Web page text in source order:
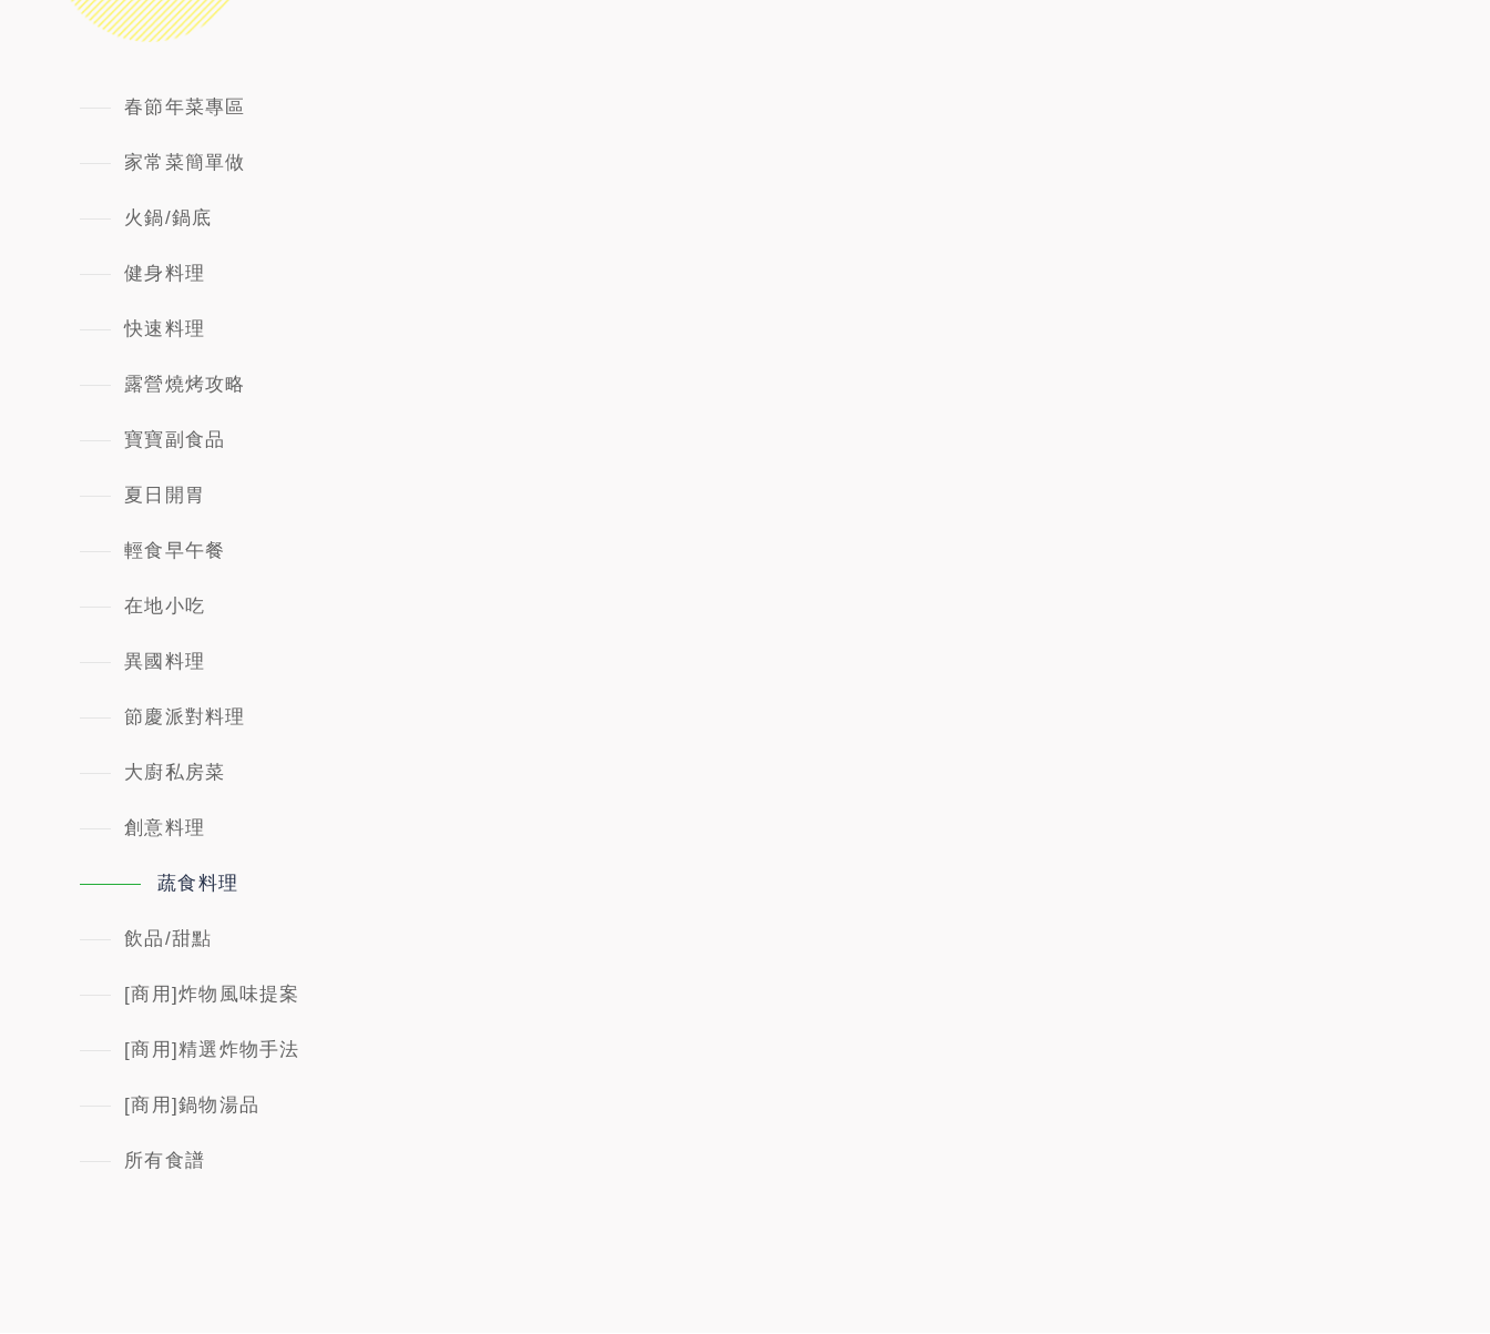
春節年菜專區
家常菜簡單做
火鍋/鍋底
健身料理
快速料理
露營燒烤攻略
寶寶副食品
夏日開胃
輕食早午餐
在地小吃
異國料理
節慶派對料理
大廚私房菜
創意料理
蔬食料理
飲品/甜點
[商用]炸物風味提案
[商用]精選炸物手法
[商用]鍋物湯品
所有食譜